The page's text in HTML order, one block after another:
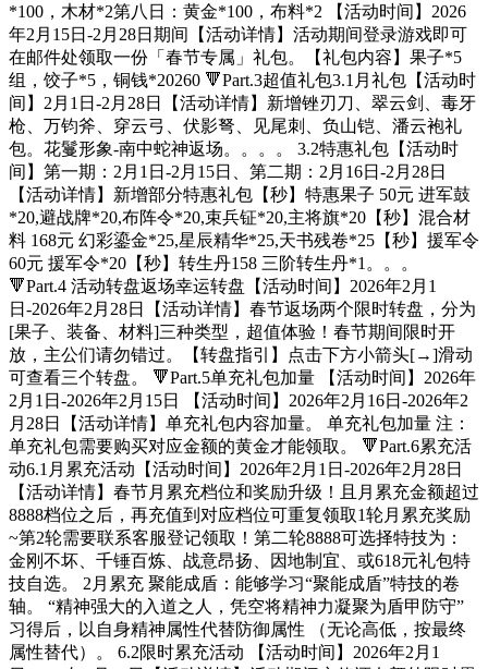
*100，木材*2第八日：黄金*100，布料*2 【活动时间】2026
年2月15日-2月28日期间【活动详情】活动期间登录游戏即可
在邮件处领取一份「春节专属」礼包。【礼包内容】果子*5
组，饺子*5，铜钱*20260 🔻Part.3超值礼包3.1月礼包【活动时
间】2月1日-2月28日【活动详情】新增锉刃刀、翠云剑、毒牙
枪、万钧斧、穿云弓、伏影弩、见尾刺、负山铠、潘云袍礼
包。花鬘形象-南中蛇神返场。。。。 3.2特惠礼包【活动时
间】第一期：2月1日-2月15日、第二期：2月16日-2月28日
【活动详情】新增部分特惠礼包【秒】特惠果子 50元 进军鼓
*20,避战牌*20,布阵令*20,束兵钲*20,主将旗*20【秒】混合材
料 168元 幻彩鎏金*25,星辰精华*25,天书残卷*25【秒】援军令
60元 援军令*20【秒】转生丹158 三阶转生丹*1。。。
🔻Part.4 活动转盘返场幸运转盘【活动时间】2026年2月1
日-2026年2月28日【活动详情】春节返场两个限时转盘，分为
[果子、装备、材料]三种类型，超值体验！春节期间限时开
放，主公们请勿错过。【转盘指引】点击下方小箭头[→]滑动
可查看三个转盘。 🔻Part.5单充礼包加量 【活动时间】2026年
2月1日-2026年2月15日 【活动时间】2026年2月16日-2026年2
月28日【活动详情】单充礼包内容加量。 单充礼包加量 注：
单充礼包需要购买对应金额的黄金才能领取。 🔻Part.6累充活
动6.1月累充活动【活动时间】2026年2月1日-2026年2月28日
【活动详情】春节月累充档位和奖励升级！且月累充金额超过
8888档位之后，再充值到对应档位可重复领取1轮月累充奖励
~第2轮需要联系客服登记领取！第二轮8888可选择特技为：
金刚不坏、千锤百炼、战意昂扬、因地制宜、或618元礼包特
技自选。 2月累充 聚能成盾：能够学习“聚能成盾”特技的卷
轴。 “精神强大的入道之人，凭空将精神力凝聚为盾甲防守”
习得后，以自身精神属性代替防御属性 （无论高低，按最终
属性替代）。 6.2限时累充活动 【活动时间】2026年2月1